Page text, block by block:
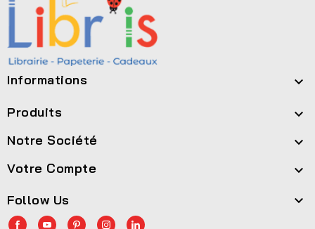
Informations 
Produits 
Notre Société 
Votre Compte 
Follow Us 